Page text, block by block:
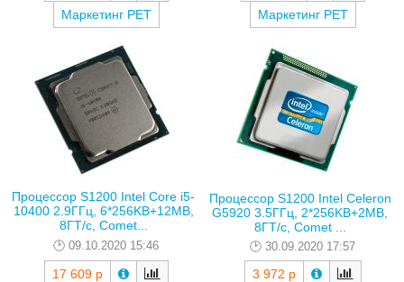
Маркетинг РЕТ
Маркетинг РЕТ
Процессор S1200 Intel Core i5-
10400 2.9ГГц, 6*256KB+12MB,
8ГТ/с, Comet...
09.10.2020 15:46
17 609 р
Процессор S1200 Intel Celeron
G5920 3.5ГГц, 2*256KB+2MB,
8ГТ/с, Comet ...
30.09.2020 17:57
3 972 р